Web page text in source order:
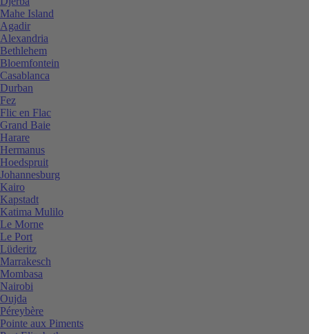
Mahe Island
Agadir
Alexandria
Bethlehem
Bloemfontein
Casablanca
Durban
Fez
Flic en Flac
Grand Baie
Harare
Hermanus
Hoedspruit
Johannesburg
Kairo
Kapstadt
Katima Mulilo
Le Morne
Le Port
Lüderitz
Marrakesch
Mombasa
Nairobi
Oujda
Péreybère
Pointe aux Piments